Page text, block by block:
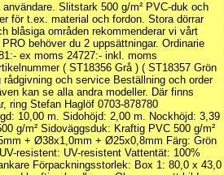
Slitstark 500 g/m² PVC-duk och
för t.ex. material och fordon. Stora dörrar
blåsiga områden rekommenderar vi vårt
behöver du 2 uppsättningar. Ordinarie
ex moms 24727:- inkl. moms
( ST18356 Grå ) ( ST18357 Grön
och service Beställning och order
kan se alla andra modeller. Där finns
ring Stefan Haglöf 0703-878780
10,00 m. Sidohöjd: 2,00 m. Nockhöjd: 3,39
g/m² Sidoväggsduk: Kraftig PVC 500 g/m²
+ Ø38x1,0mm + Ø25x0,8mm Färg: Grön
resistent: UV-resistent Vattentät: 100%
Förpackningsstorlek: Box 1: 80,0 x 43,0